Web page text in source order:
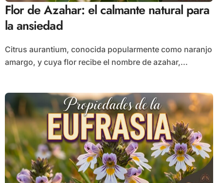
Flor de Azahar: el calmante natural para
la ansiedad
Citrus aurantium, conocida popularmente como naranjo
amargo, y cuya flor recibe el nombre de azahar,...